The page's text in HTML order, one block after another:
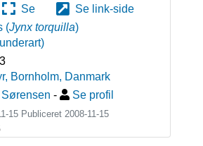
Se
Se link-side
(Jynx torquilla)
underart)
Bornholm, Danmark
- Se profil
15 Publiceret 2008-11-15